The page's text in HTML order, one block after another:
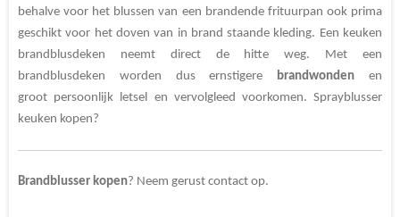
behalve voor het blussen van een brandende frituurpan ook prima
geschikt voor het doven van in brand staande kleding. Een keuken
brandblusdeken neemt direct de hitte weg. Met een
brandblusdeken worden dus ernstigere
brandwonden en
groot persoonlijk letsel en vervolgleed voorkomen. Sprayblusser
keuken kopen?
Brandblusser kopen? Neem gerust contact op.